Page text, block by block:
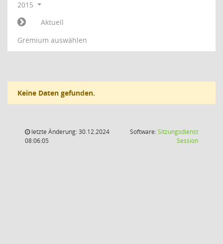
2015
Aktuell
Gremium auswählen
Keine Daten gefunden.
letzte Änderung: 30.12.2024
08:06:05
Software:Sitzungsdienst
Session(Wird in